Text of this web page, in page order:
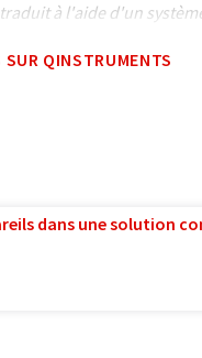
traduit à l'aide d'un
d'entreprise.
SUR QINSTRUMENTS
dans une solution